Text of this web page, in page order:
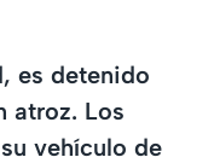
es detenido
atroz. Los
vehículo de